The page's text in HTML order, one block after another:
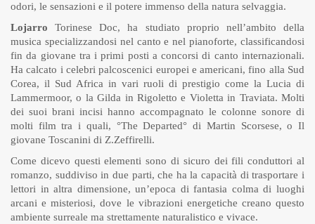
odori, le sensazioni e il potere immenso della natura selvaggia.
LojarroTorinese Doc, ha studiato proprio nell’ambito della
musica specializzandosi nel canto e nel pianoforte, classificandosi
fin da giovane tra i primi posti a concorsi di canto internazionali.
Ha calcato i celebri palcoscenici europei e americani, fino alla Sud
Corea, il Sud Africa in vari ruoli di prestigio come la Lucia di
Lammermoor, o la Gilda in Rigoletto e Violetta in Traviata. Molti
dei suoi brani incisi hanno accompagnato le colonne sonore di
molti film tra i quali, °The Departed° di Martin Scorsese, o Il
giovane Toscanini di Z.Zeffirelli.
Come dicevo questi elementi sono di sicuro dei fili conduttori al
romanzo, suddiviso in due parti, che ha la capacità di trasportare i
lettori in altra dimensione, un’epoca di fantasia colma di luoghi
arcani e misteriosi, dove le vibrazioni energetiche creano questo
ambiente surreale ma strettamente naturalistico e vivace.